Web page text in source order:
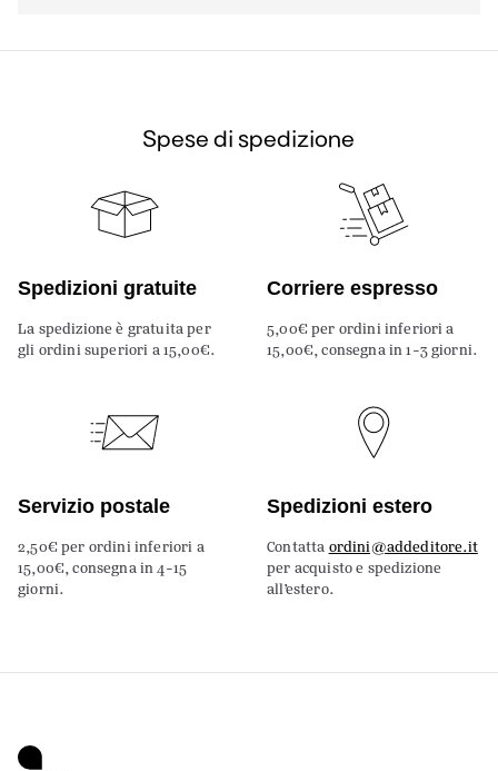
Spese di spedizione
Spedizioni gratuite
La spedizione è gratuita per
gli ordini superiori a 15,00€.
Corriere espresso
5,00€ per ordini inferiori a
15,00€, consegna in 1-3 giorni.
Servizio postale
2,50€ per ordini inferiori a
15,00€, consegna in 4-15
giorni.
Spedizioni estero
Contatta ordini@addeditore.it
per acquisto e spedizione
all’estero.